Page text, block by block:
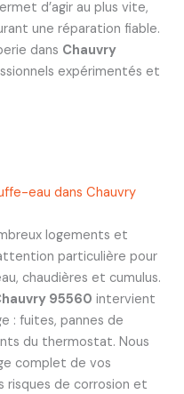
d’agir au plus vite,
une réparation fiable.
dans Chauvry
expérimentés et
eau dans Chauvry
logements et
particulière pour
chaudières et cumulus.
95560 intervient
: fuites, pannes de
du thermostat. Nous
complet de vos
risques de corrosion et